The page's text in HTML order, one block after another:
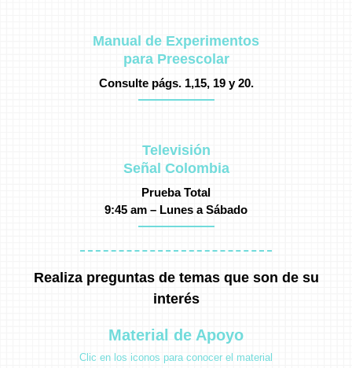
Manual de Experimentos
para Preescolar
Consulte págs. 1,15, 19 y 20.
Televisión
Señal Colombia
Prueba Total
9:45 am – Lunes a Sábado
Realiza preguntas de temas que son de su
interés
Material de Apoyo
Clic en los iconos para conocer el material